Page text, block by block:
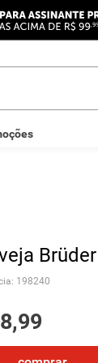
: 198240
8,99